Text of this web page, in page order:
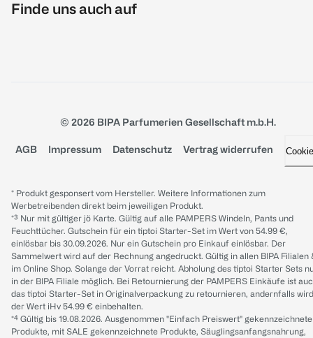
Finde uns auch auf
© 2026 BIPA Parfumerien Gesellschaft m.b.H.
AGB Impressum Datenschutz Vertrag widerrufen
* Produkt gesponsert vom Hersteller. Weitere Informationen zum
Werbetreibenden direkt beim jeweiligen Produkt.
*³ Nur mit gültiger jö Karte. Gültig auf alle PAMPERS Windeln, Pants und
Feuchttücher. Gutschein für ein tiptoi Starter-Set im Wert von 54.99 €,
einlösbar bis 30.09.2026. Nur ein Gutschein pro Einkauf einlösbar. Der
Sammelwert wird auf der Rechnung angedruckt. Gültig in allen BIPA Filialen
im Online Shop. Solange der Vorrat reicht. Abholung des tiptoi Starter Sets
in der BIPA Filiale möglich. Bei Retournierung der PAMPERS Einkäufe ist
das tiptoi Starter-Set in Originalverpackung zu retournieren, andernfalls wird
der Wert iHv 54.99 € einbehalten.
*⁴ Gültig bis 19.08.2026. Ausgenommen "Einfach Preiswert" gekennzeichnete
Produkte, mit SALE gekennzeichnete Produkte, Säuglingsanfangsnahrung,